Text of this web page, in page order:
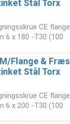
Stål Torx
CE flange
6 x 180 -T30 (100
Flange & Fræs
Stål Torx
CE flange
6 x 200 -T30 (100